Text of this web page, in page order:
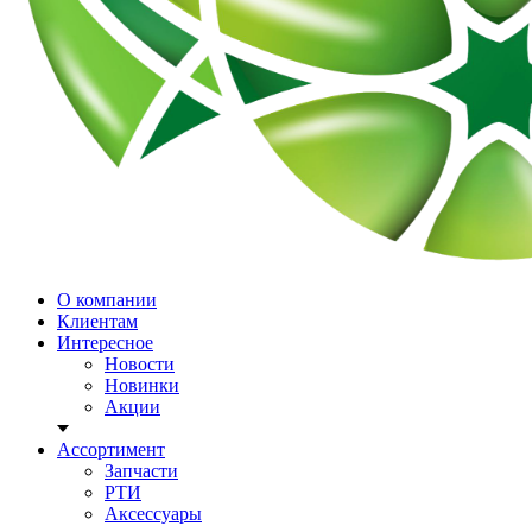
О компании
Клиентам
Интересное
Новости
Новинки
Акции
Ассортимент
Запчасти
РТИ
Аксессуары